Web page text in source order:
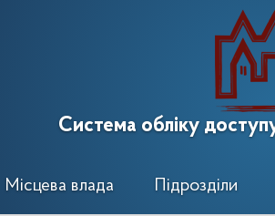
Система обліку
Місцева влада Підрозділи